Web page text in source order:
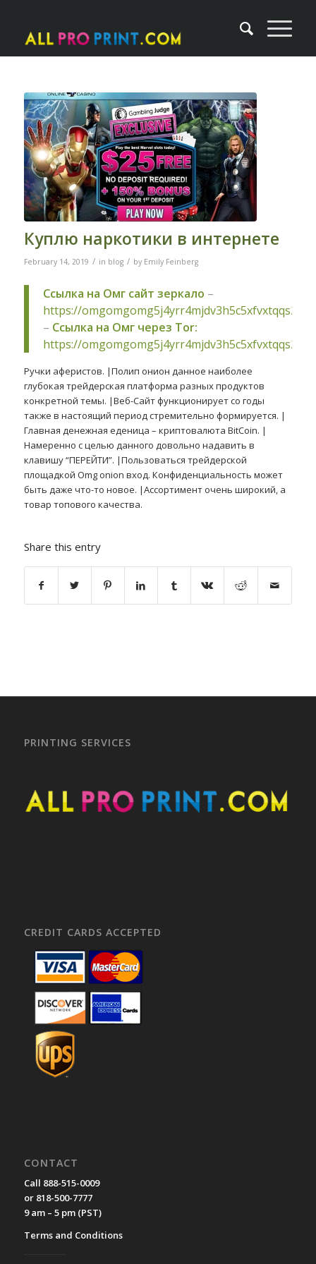
Куплю наркотики в интернете
February 14, 2019 / in blog / by Emily Feinberg
Ссылка на Омг сайт зеркало –
https://
– Ссылка на Омг через Tor:
https://
Ручки аферистов. |Полип онион данное наиболее
глубокая трейдерская платформа разных продуктов
конкретной темы. |Веб-Сайт функционирует со годы
также в настоящий период стремительно формируется. |
Главная денежная еденица – криптовалюта BitCoin. |
Намеренно с целью данного довольно надавить в
клавишу “ПЕРЕЙТИ”. |Пользоваться трейдерской
площадкой Omg onion вход. Конфиденциальность может
быть даже что-то новое. |Ассортимент очень широкий, а
товар топового качества.
Share this entry
PRINTING SERVICES
CREDIT CARDS ACCEPTED
CONTACT
Call 888-515-0009
or 818-500-7777
9 am – 5 pm (PST)
Terms and Conditions